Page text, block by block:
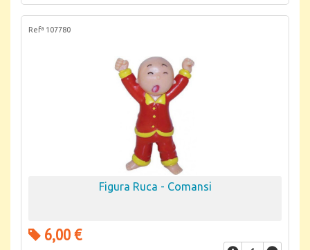
Refª 107780
Figura Ruca - Comansi
6,00 €